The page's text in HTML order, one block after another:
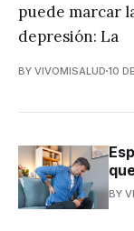
puede marcar
depresión: La
BY VIVOMISALUD 10
BY